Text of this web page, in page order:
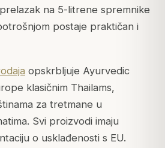
na 5-litrene spremnike
postaje praktičan i
opskrbljuje Ayurvedic
klasičnim Thailams,
za tretmane u
Svi proizvodi imaju
o usklađenosti s EU.